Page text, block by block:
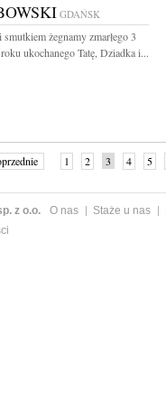
GDAŃSK
żegnamy zmarłego 3
ukochanego Tatę, Dziadka i...
1 2 3 4 5
z o.o. O nas Staże u nas